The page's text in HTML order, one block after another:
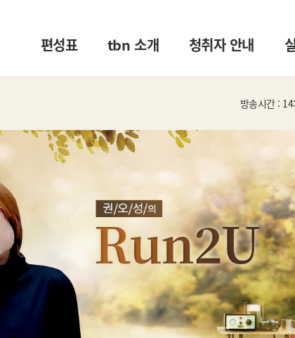
편성표 tbn 소개 청취자 안내
방송시간 :